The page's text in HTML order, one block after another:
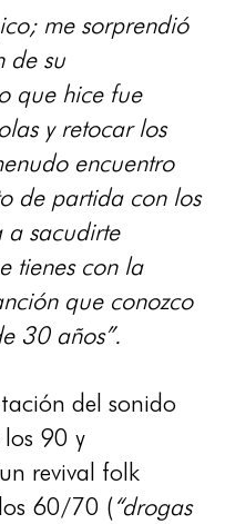
me sorprendió
de su
que hice fue
y retocar los
encuentro
de partida con los
a sacudirte
tienes con la
que conozco
30 años”.
del sonido
los 90 y
revival folk
60/70 (“drogas